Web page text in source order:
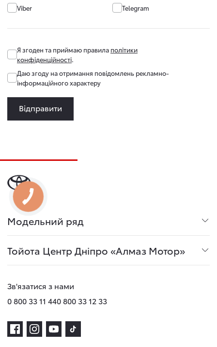
Viber
Telegram
Я згоден та приймаю правила політики
конфіденційності.
Даю згоду на отримання повідомлень рекламно-
інформаційного характеру
Відправити
Модельний ряд
Тойота Центр Дніпро «Алмаз Мотор»
Зв'язатися з нами
0 800 33 11 440 800 33 12 33